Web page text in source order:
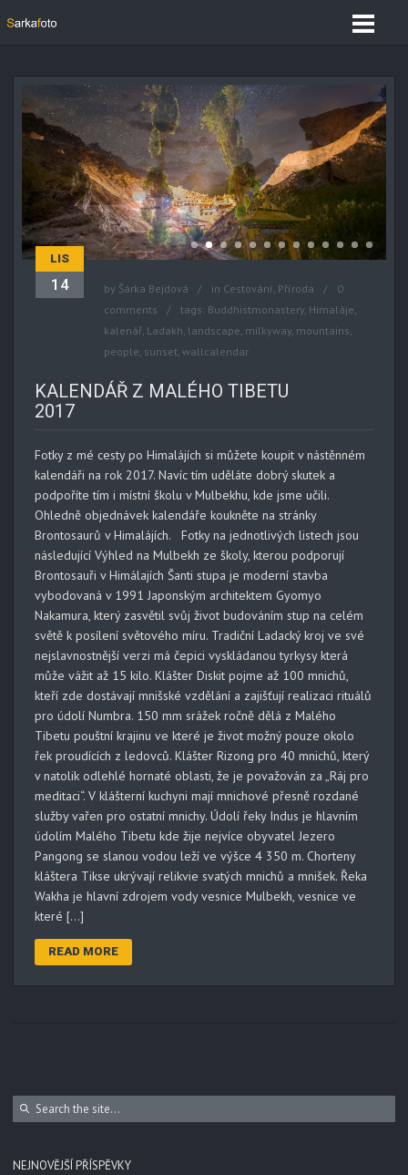
LIS
14 by Šárka Bejdová in Cestování, Příroda
0
comments
tags: Buddhistmonastery, Himaláje,
kalenář, Ladakh, landscape, milkyway, mountains,
people, sunset, wallcalendar
KALENDÁŘ Z MALÉHO TIBETU
2017
Fotky z mé cesty po Himalájích si můžete koupit v nástěnném
kalendáři na rok 2017. Navíc tím uděláte dobrý skutek a
podpoříte tím i místní školu v Mulbekhu, kde jsme učili.
Ohledně objednávek kalendáře koukněte na stránky
Brontosaurů v Himalájích. Fotky na jednotlivých listech jsou
následující Výhled na Mulbekh ze školy, kterou podporují
Brontosauři v Himálajích Šanti stupa je moderní stavba
vybodovaná v 1991 Japonským architektem Gyomyo
Nakamura, který zasvětil svůj život budováním stup na celém
světě k posílení světového míru. Tradiční Ladacký kroj ve své
nejslavnostnější verzi má čepici vyskládanou tyrkysy která
může vážit až 15 kilo. Klášter Diskit pojme až 100 mnichů,
kteří zde dostávají mnišské vzdělání a zajišťují realizaci rituálů
pro údolí Numbra. 150 mm srážek ročně dělá z Malého
Tibetu pouštní krajinu ve které je život možný pouze okolo
řek proudících z ledovců. Klášter Rizong pro 40 mnichů, který
v natolik odlehlé hornaté oblasti, že je považován za „Ráj pro
meditaci“. V klášterní kuchyni mají mnichové přesně rozdané
služby vařen pro ostatní mnichy. Údolí řeky Indus je hlavním
údolím Malého Tibetu kde žije nejvíce obyvatel Jezero
Pangong se slanou vodou leží ve výšce 4 350 m. Chorteny
kláštera Tikse ukrývají relikvie svatých mnichů a mnišek. Řeka
Wakha je hlavní zdrojem vody vesnice Mulbekh, vesnice ve
které […]
READ MORE
NEJNOVĚJŠÍ PŘÍSPĚVKY